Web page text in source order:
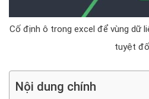
Cố định ô trong excel để vùng dữ
tuyệt
Nội dung chính